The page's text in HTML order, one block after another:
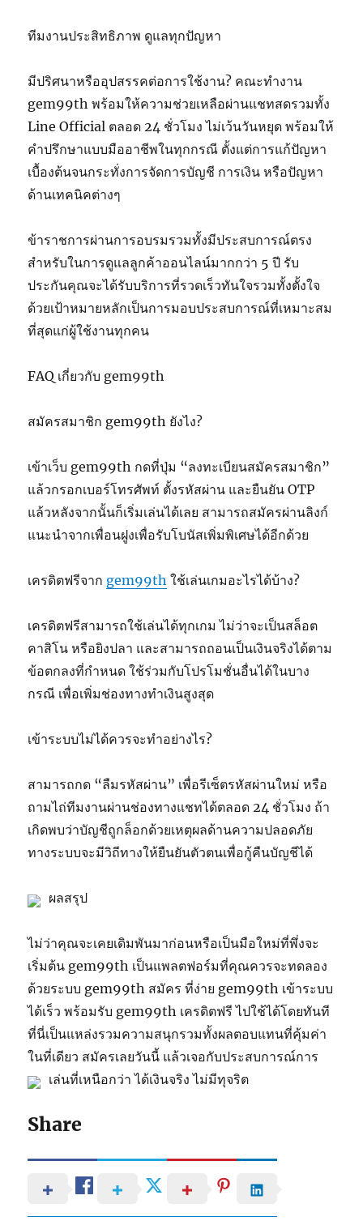
ทีมงานประสิทธิภาพ ดูแลทุกปัญหา
มีปริศนาหรืออุปสรรคต่อการใช้งาน? คณะทำงาน
gem99th พร้อมให้ความช่วยเหลือผ่านแชทสดรวมทั้ง
Line Official ตลอด 24 ชั่วโมง ไม่เว้นวันหยุด พร้อมให้
คำปรึกษาแบบมืออาชีพในทุกกรณี ตั้งแต่การแก้ปัญหา
เบื้องต้นจนกระทั่งการจัดการบัญชี การเงิน หรือปัญหา
ด้านเทคนิคต่างๆ
ข้าราชการผ่านการอบรมรวมทั้งมีประสบการณ์ตรง
สำหรับในการดูแลลูกค้าออนไลน์มากกว่า 5 ปี รับ
ประกันคุณจะได้รับบริการที่รวดเร็วทันใจรวมทั้งตั้งใจ
ด้วยเป้าหมายหลักเป็นการมอบประสบการณ์ที่เหมาะสม
ที่สุดแก่ผู้ใช้งานทุกคน
FAQ เกี่ยวกับ gem99th
สมัครสมาชิก gem99th ยังไง?
เข้าเว็บ gem99th กดที่ปุ่ม “ลงทะเบียนสมัครสมาชิก”
แล้วกรอกเบอร์โทรศัพท์ ตั้งรหัสผ่าน และยืนยัน OTP
แล้วหลังจากนั้นก็เริ่มเล่นได้เลย สามารถสมัครผ่านลิงก์
แนะนำจากเพื่อนฝูงเพื่อรับโบนัสเพิ่มพิเศษได้อีกด้วย
เครดิตฟรีจาก gem99th ใช้เล่นเกมอะไรได้บ้าง?
เครดิตฟรีสามารถใช้เล่นได้ทุกเกม ไม่ว่าจะเป็นสล็อต
คาสิโน หรือยิงปลา และสามารถถอนเป็นเงินจริงได้ตาม
ข้อตกลงที่กำหนด ใช้ร่วมกับโปรโมชั่นอื่นได้ในบาง
กรณี เพื่อเพิ่มช่องทางทำเงินสูงสุด
เข้าระบบไม่ได้ควรจะทำอย่างไร?
สามารถกด “ลืมรหัสผ่าน” เพื่อรีเซ็ตรหัสผ่านใหม่ หรือ
ถามไถ่ทีมงานผ่านช่องทางแชทได้ตลอด 24 ชั่วโมง ถ้า
เกิดพบว่าบัญชีถูกล็อกด้วยเหตุผลด้านความปลอดภัย
ทางระบบจะมีวิถีทางให้ยืนยันตัวตนเพื่อกู้คืนบัญชีได้
ผลสรุป
ไม่ว่าคุณจะเคยเดิมพันมาก่อนหรือเป็นมือใหม่ที่พึ่งจะ
เริ่มต้น gem99th เป็นแพลตฟอร์มที่คุณควรจะทดลอง
ด้วยระบบ gem99th สมัคร ที่ง่าย gem99th เข้าระบบ
ได้เร็ว พร้อมรับ gem99th เครดิตฟรี ไปใช้ได้โดยทันที
ที่นี่เป็นแหล่งรวมความสนุกรวมทั้งผลตอบแทนที่คุ้มค่า
ในที่เดียว สมัครเลยวันนี้ แล้วเจอกับประสบการณ์การ
เล่นที่เหนือกว่า ได้เงินจริง ไม่มีทุจริต
Share